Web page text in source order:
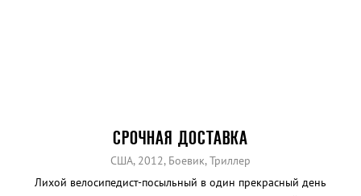
СРОЧНАЯ ДОСТАВКА
США, 2012, Боевик, Триллер
Лихой велосипедист-посыльный в один прекрасный день